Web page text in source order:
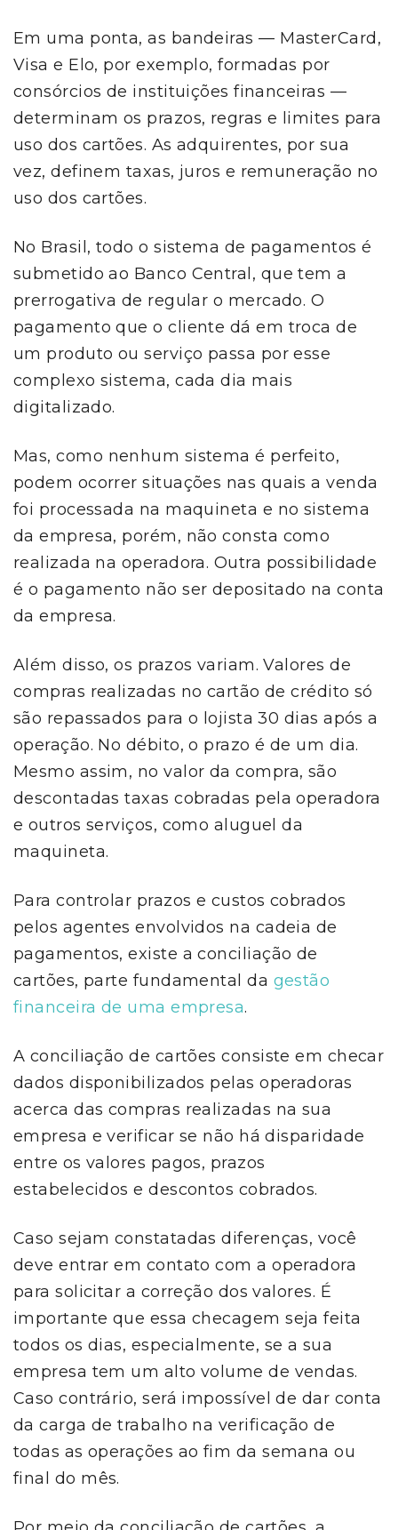
Em uma ponta, as bandeiras — MasterCard,
Visa e Elo, por exemplo, formadas por
consórcios de instituições financeiras —
determinam os prazos, regras e limites para
uso dos cartões. As adquirentes, por sua
vez, definem taxas, juros e remuneração no
uso dos cartões.
No Brasil, todo o sistema de pagamentos é
submetido ao Banco Central, que tem a
prerrogativa de regular o mercado. O
pagamento que o cliente dá em troca de
um produto ou serviço passa por esse
complexo sistema, cada dia mais
digitalizado.
Mas, como nenhum sistema é perfeito,
podem ocorrer situações nas quais a venda
foi processada na maquineta e no sistema
da empresa, porém, não consta como
realizada na operadora. Outra possibilidade
é o pagamento não ser depositado na conta
da empresa.
Além disso, os prazos variam. Valores de
compras realizadas no cartão de crédito só
são repassados para o lojista 30 dias após a
operação. No débito, o prazo é de um dia.
Mesmo assim, no valor da compra, são
descontadas taxas cobradas pela operadora
e outros serviços, como aluguel da
maquineta.
Para controlar prazos e custos cobrados
pelos agentes envolvidos na cadeia de
pagamentos, existe a conciliação de
cartões, parte fundamental da gestão
financeira de uma empresa.
A conciliação de cartões consiste em checar
dados disponibilizados pelas operadoras
acerca das compras realizadas na sua
empresa e verificar se não há disparidade
entre os valores pagos, prazos
estabelecidos e descontos cobrados.
Caso sejam constatadas diferenças, você
deve entrar em contato com a operadora
para solicitar a correção dos valores. É
importante que essa checagem seja feita
todos os dias, especialmente, se a sua
empresa tem um alto volume de vendas.
Caso contrário, será impossível de dar conta
da carga de trabalho na verificação de
todas as operações ao fim da semana ou
final do mês.